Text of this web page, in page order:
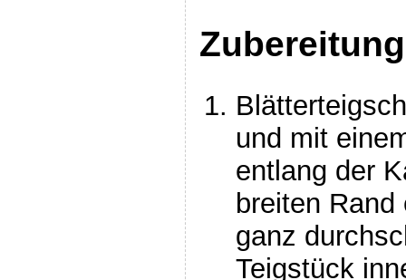
und mit
entlang der
breiten
ganz
Teigstück